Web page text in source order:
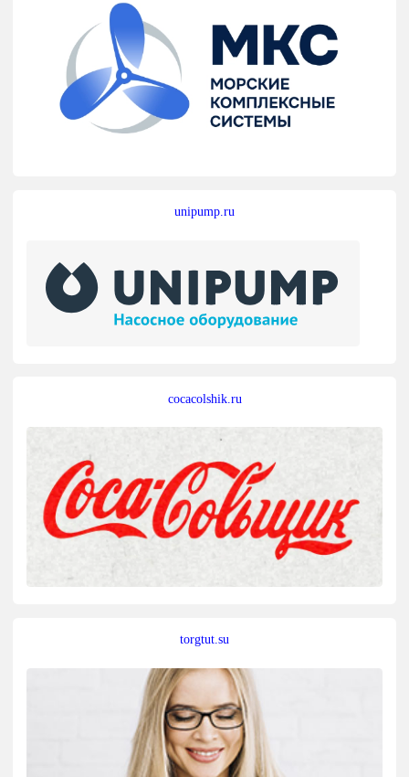
unipump.ru
cocacolshik.ru
torgtut.su